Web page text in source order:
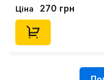
Ціна 270 грн